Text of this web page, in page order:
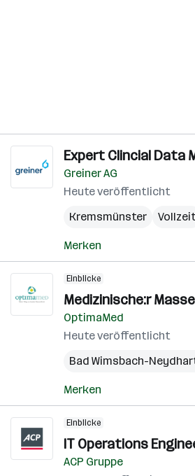
Expert Clincial Data
Greiner AG
Heute veröffentlicht
Kremsmünster
Merken
Einblicke
Medizinische:r
OptimaMed
Heute veröffentlicht
Bad Wimsbach-
Merken
Einblicke
IT Operations
ACP Gruppe